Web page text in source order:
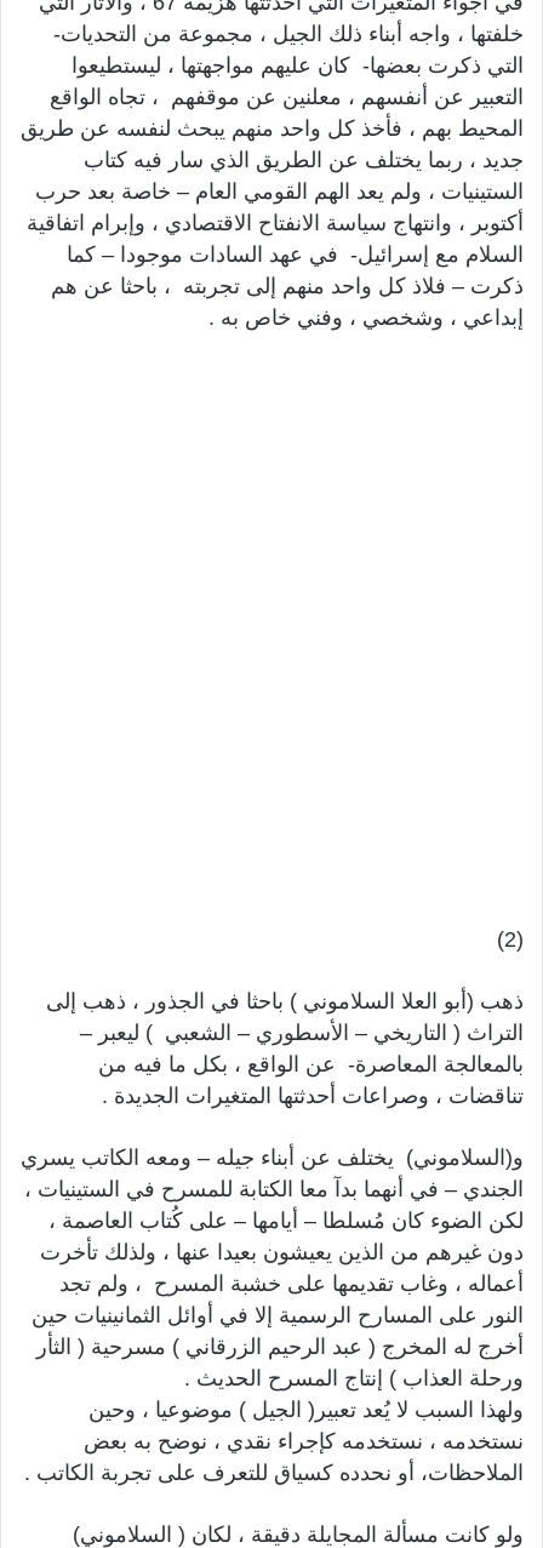
خلفتها ، واجه أبناء ذلك الجيل ، مجموعة من التحديات-
التي ذكرت بعضها- كان عليهم مواجهتها ، ليستطيعوا
التعبير عن أنفسهم ، معلنين عن موقفهم ، تجاه الواقع
المحيط بهم ، فأخذ كل واحد منهم يبحث لنفسه عن طريق
جديد ، ربما يختلف عن الطريق الذي سار فيه كتاب
الستينيات ، ولم يعد الهم القومي العام – خاصة بعد حرب
أكتوبر ، وانتهاج سياسة الانفتاح الاقتصادي ، وإبرام اتفاقية
السلام مع إسرائيل- في عهد السادات موجودا – كما
ذكرت – فلاذ كل واحد منهم إلى تجربته ، باحثا عن هم
إبداعي ، وشخصي ، وفني خاص به .
(2)
ذهب (أبو العلا السلاموني ) باحثا في الجذور ، ذهب إلى
التراث ( التاريخي – الأسطوري – الشعبي ) ليعبر –
بالمعالجة المعاصرة- عن الواقع ، بكل ما فيه من
تناقضات ، وصراعات أحدثتها المتغيرات الجديدة .
و(السلاموني) يختلف عن أبناء جيله – ومعه الكاتب يسري
الجندي – في أنهما بدآ معا الكتابة للمسرح في الستينيات ،
لكن الضوء كان مُسلطا – أيامها – على كُتاب العاصمة ،
دون غيرهم من الذين يعيشون بعيدا عنها ، ولذلك تأخرت
أعماله ، وغاب تقديمها على خشبة المسرح ، ولم تجد
النور على المسارح الرسمية إلا في أوائل الثمانينيات حين
أخرج له المخرج ( عبد الرحيم الزرقاني ) مسرحية ( الثأر
ورحلة العذاب ) إنتاج المسرح الحديث .
ولهذا السبب لا يُعد تعبير( الجيل ) موضوعيا ، وحين
نستخدمه ، نستخدمه كإجراء نقدي ، نوضح به بعض
الملاحظات، أو نحدده كسياق للتعرف على تجربة الكاتب .
ولو كانت مسألة المجايلة دقيقة ، لكان ( السلاموني)